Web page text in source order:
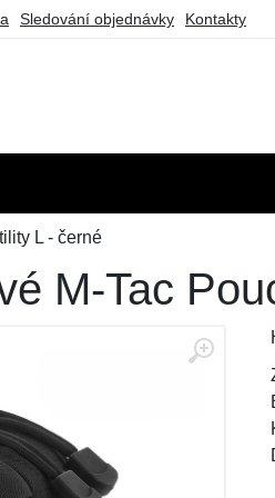
Sledování objednávky Kontakty
L - černé
M-Tac